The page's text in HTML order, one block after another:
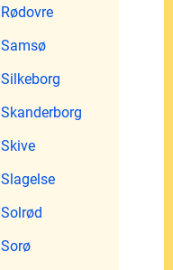
Rødovre
Samsø
Silkeborg
Skanderborg
Skive
Slagelse
Solrød
Sorø